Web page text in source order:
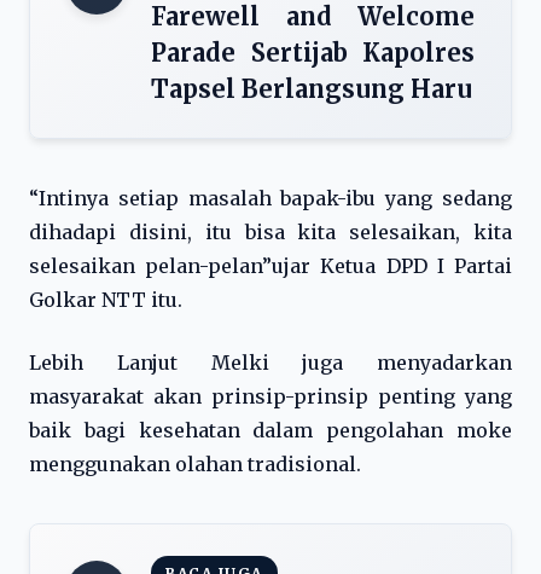
Farewell and Welcome
Parade Sertijab Kapolres
Tapsel Berlangsung Haru
“Intinya setiap masalah bapak-ibu yang sedang
dihadapi disini, itu bisa kita selesaikan, kita
selesaikan pelan-pelan”ujar Ketua DPD I Partai
Golkar NTT itu.
Lebih Lanjut Melki juga menyadarkan
masyarakat akan prinsip-prinsip penting yang
baik bagi kesehatan dalam pengolahan moke
menggunakan olahan tradisional.